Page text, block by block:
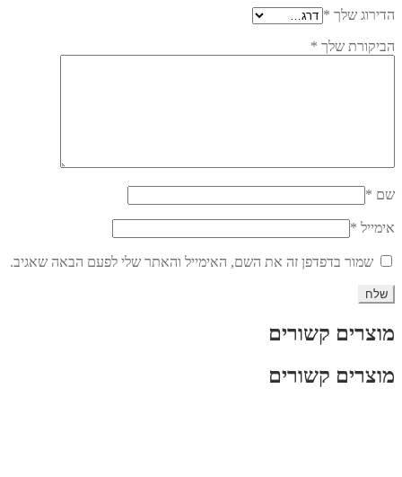
הדירוג שלך *
הביקורת שלך *
שם *
אימייל *
שמור בדפדפן זה את השם, האימייל והאתר שלי לפעם הבאה שאגיב.
מוצרים קשורים
מוצרים קשורים